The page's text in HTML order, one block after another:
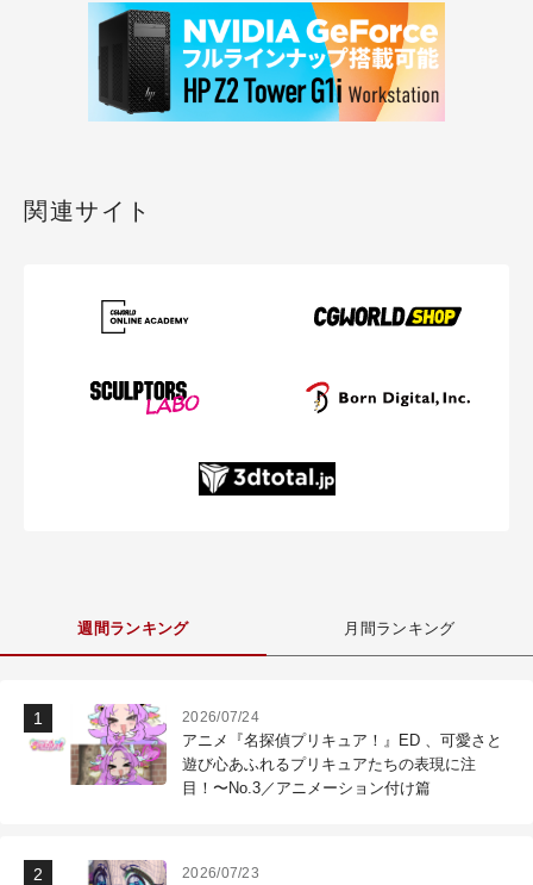
関連サイト
週間ランキング 月間ランキング
2026/07/24
アニメ『名探偵プリキュア！』ED 、可愛さと
遊び心あふれるプリキュアたちの表現に注
目！〜No.3／アニメーション付け篇
2026/07/23